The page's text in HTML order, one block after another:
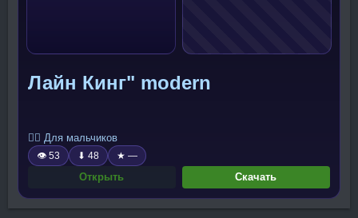
Лайн Кинг" modern
🧍‍♂️ Для мальчиков
👁 53 ⬇ 48 ★ —
Открыть Скачать